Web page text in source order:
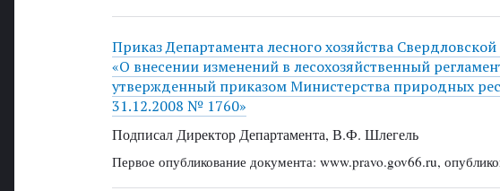
Приказ Департамента лесного хозяйства
«О внесении изменений в лесохозяйственный
утвержденный приказом Министерства природных
31.12.2008 № 1760»
Подписал Директор Департамента, В.Ф. Шлегель
Первое опубликование документа: www.pravo.gov66.ru,